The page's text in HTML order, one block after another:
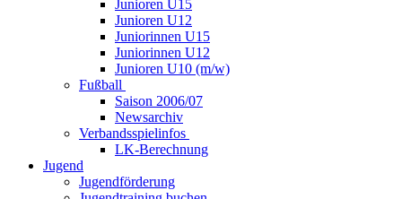
Junioren U15
Junioren U12
Juniorinnen U15
Juniorinnen U12
Junioren U10 (m/w)
Fußball
Saison 2006/07
Newsarchiv
Verbandsspielinfos
LK-Berechnung
Jugend
Jugendförderung